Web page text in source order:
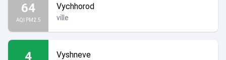
64
AQI PM2.5
Vychhorod
ville
4 Vyshneve